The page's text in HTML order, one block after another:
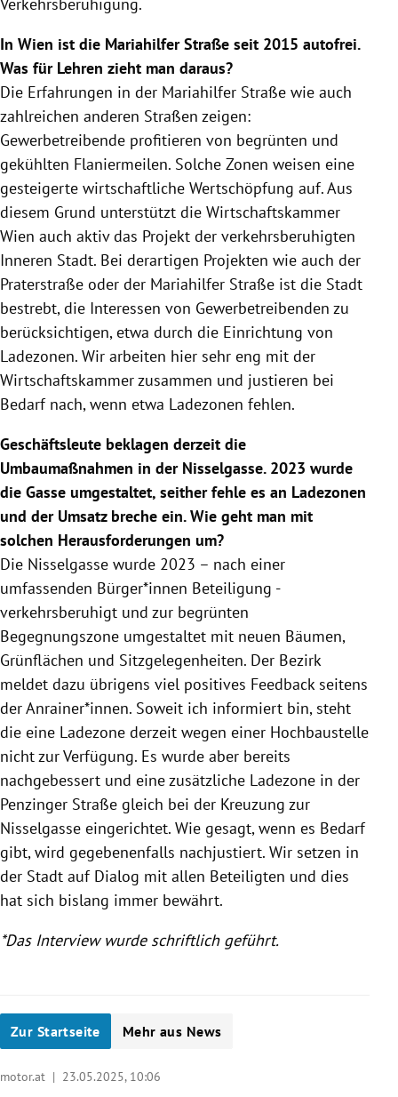
In Wien ist die Mariahilfer Straße seit 2015 autofrei.
Was für Lehren zieht man daraus?
Die Erfahrungen in der Mariahilfer Straße wie auch
zahlreichen anderen Straßen zeigen:
Gewerbetreibende profitieren von begrünten und
gekühlten Flaniermeilen. Solche Zonen weisen eine
gesteigerte wirtschaftliche Wertschöpfung auf. Aus
diesem Grund unterstützt die Wirtschaftskammer
Wien auch aktiv das Projekt der verkehrsberuhigten
Inneren Stadt. Bei derartigen Projekten wie auch der
Praterstraße oder der Mariahilfer Straße ist die Stadt
bestrebt, die Interessen von Gewerbetreibenden zu
berücksichtigen, etwa durch die Einrichtung von
Ladezonen. Wir arbeiten hier sehr eng mit der
Wirtschaftskammer zusammen und justieren bei
Bedarf nach, wenn etwa Ladezonen fehlen.
Geschäftsleute beklagen derzeit die
Umbaumaßnahmen in der Nisselgasse. 2023 wurde
die Gasse umgestaltet, seither fehle es an Ladezonen
und der Umsatz breche ein. Wie geht man mit
solchen Herausforderungen um?
Die Nisselgasse wurde 2023 – nach einer
umfassenden Bürger*innen Beteiligung -
verkehrsberuhigt und zur begrünten
Begegnungszone umgestaltet mit neuen Bäumen,
Grünflächen und Sitzgelegenheiten. Der Bezirk
meldet dazu übrigens viel positives Feedback seitens
der Anrainer*innen. Soweit ich informiert bin, steht
die eine Ladezone derzeit wegen einer Hochbaustelle
nicht zur Verfügung. Es wurde aber bereits
nachgebessert und eine zusätzliche Ladezone in der
Penzinger Straße gleich bei der Kreuzung zur
Nisselgasse eingerichtet. Wie gesagt, wenn es Bedarf
gibt, wird gegebenenfalls nachjustiert. Wir setzen in
der Stadt auf Dialog mit allen Beteiligten und dies
hat sich bislang immer bewährt.
*Das Interview wurde schriftlich geführt.
Zur Startseite Mehr aus News
motor.at | 23.05.2025, 10:06